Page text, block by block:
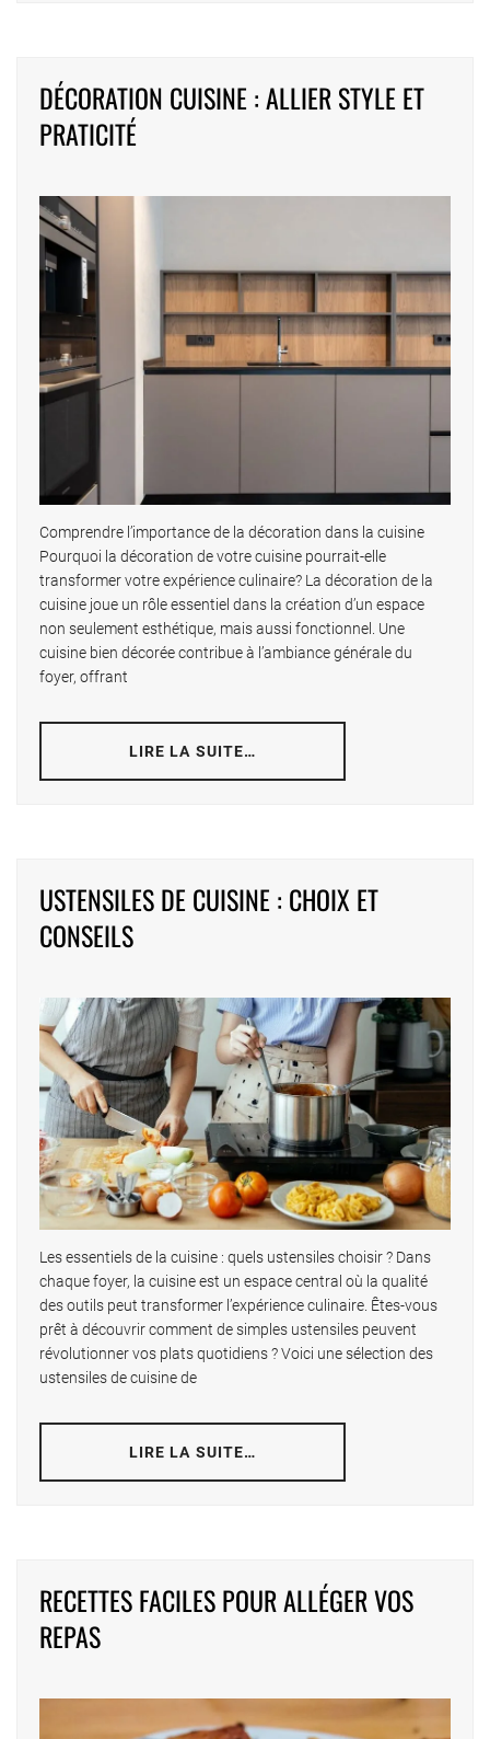
DÉCORATION CUISINE : ALLIER STYLE ET
PRATICITÉ
Comprendre l’importance de la décoration dans la cuisine
Pourquoi la décoration de votre cuisine pourrait-elle
transformer votre expérience culinaire? La décoration de la
cuisine joue un rôle essentiel dans la création d’un espace
non seulement esthétique, mais aussi fonctionnel. Une
cuisine bien décorée contribue à l’ambiance générale du
foyer, offrant
LIRE LA SUITE…
USTENSILES DE CUISINE : CHOIX ET
CONSEILS
Les essentiels de la cuisine : quels ustensiles choisir ? Dans
chaque foyer, la cuisine est un espace central où la qualité
des outils peut transformer l’expérience culinaire. Êtes-vous
prêt à découvrir comment de simples ustensiles peuvent
révolutionner vos plats quotidiens ? Voici une sélection des
ustensiles de cuisine de
LIRE LA SUITE…
RECETTES FACILES POUR ALLÉGER VOS
REPAS